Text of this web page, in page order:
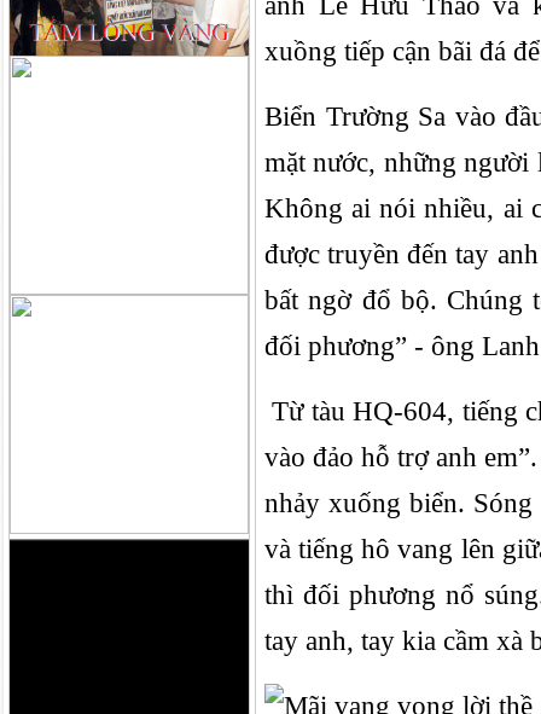
xuồng tiếp cận bãi đá
Biển Trường Sa vào
mặt nước, những
Không ai nói nhiều, ai
được truyền đến tay
bất ngờ đổ bộ. Chúng
đối phương” - ông
Từ tàu HQ-604, tiếng
vào đảo hỗ trợ anh
nhảy xuống biển.
và tiếng hô vang lên
thì đối phương nổ
tay anh, tay kia cầm xà